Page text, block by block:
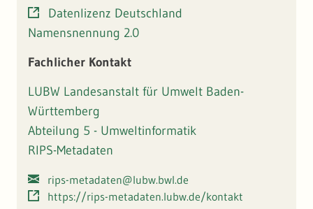
Ergebnisse können flächendeckende Informationen zu Hot
Spots und schützenswerten Ausgleichsräumen gewonnen
werden. Diese können der Landes-, Regional- und
oder zur Ausweisung von Flächen zur Siedlungs- bzw.
Datenlizenz Deutschland
Namensnennung 2.0
Fachlicher Kontakt
LUBW Landesanstalt für Umwelt Baden-
Württemberg
Abteilung 5 - Umweltinformatik
RIPS-Metadaten
rips-metadaten@lubw.bwl.de
https://rips-metadaten.lubw.de/kontakt